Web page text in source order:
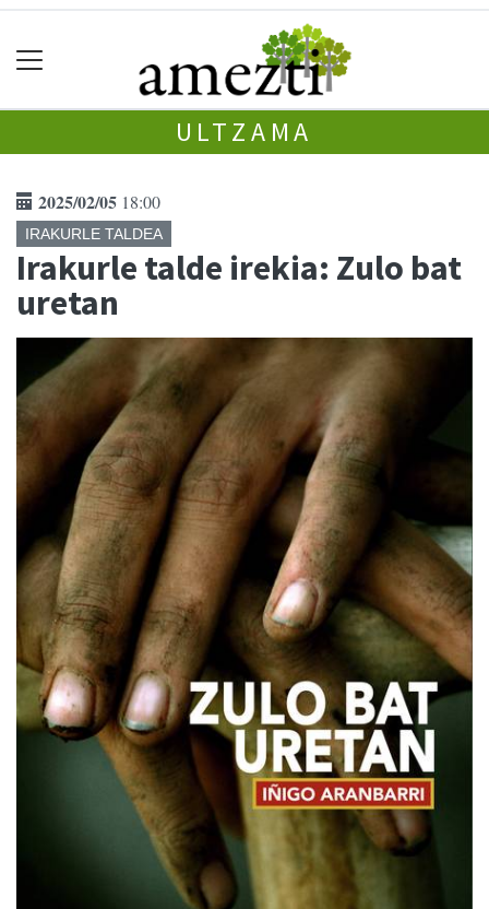
ULTZAMA
2025/02/05 18:00
IRAKURLE TALDEA
Irakurle talde irekia: Zulo bat
uretan